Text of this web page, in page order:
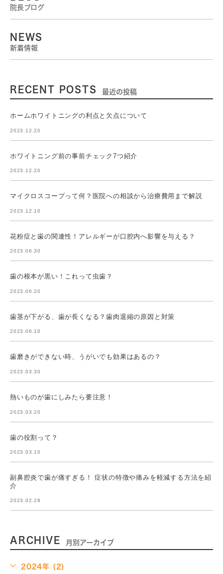
院長ブログ
NEWS
新着情報
RECENT POSTS 最近の投稿
ホームホワイトニングの利点と欠点について
2023.12.20
ホワイトニング前の事前チェック7つ紹介
2023.12.20
マイクロスコープって何？医院への相談から治療費用まで解説
2023.12.10
花粉症と歯の関連性！アレルギーが口腔内へ影響を与える？
2023.06.30
歯の根本が黒い！これって虫歯？
2023.06.20
歯茎が下がる、歯が長くなる？歯肉退縮の原因と対策
2023.06.10
歯磨きができない時、うがいでも効果はあるの？
2023.03.30
熱いものが歯にしみたら要注意！
2023.03.20
歯の役割って？
2023.03.10
副鼻腔炎で歯が痛すぎる！ 症状の特徴や痛みを軽減する方法を紹
介
2023.02.28
ARCHIVE 月別アーカイブ
2024年 (2)